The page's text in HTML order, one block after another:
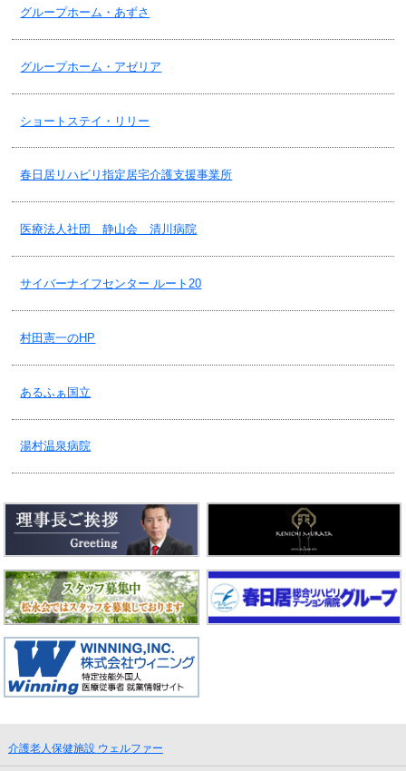
2024/08/15
松永会・台風７号接近に伴う営業(デイケア・デイサービス・訪問リハ
松永会・各事業所の夏季休業についてのお知らせ！
老健・オンライン面会予約状況 ～8/23(金)
2024/08/06
2024/07/26
老健・空床情報！2024.7.26更新
2024/07/17
老健・保険証類ご提示のお願い！
2024/07/16
2024/07/08
グループホーム・あずさ
グループホーム・アゼリア
ショートステイ・リリー
春日居リハビリ指定居宅介護支援事業所
医療法人社団 静山会 清川病院
サイバーナイフセンター ルート20
村田憲一のHP
あるふぁ国立
湯村温泉病院
介護老人保健施設 ウェルファー